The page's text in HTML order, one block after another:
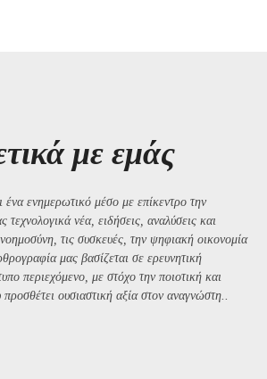
με εμάς
ενημερωτικό μέσο με επίκεντρο την
τεχνολογικά νέα, ειδήσεις, αναλύσεις και
νοημοσύνη, τις συσκευές, την ψηφιακή οικονομία
μας βασίζεται σε ερευνητική
περιεχόμενο, με στόχο την ποιοτική και
ουσιαστική αξία στον αναγνώστη..